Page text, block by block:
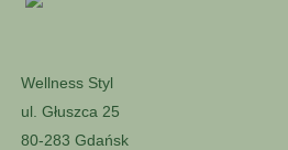
Wellness Styl
ul. Głuszca 25
80-283 Gdańsk